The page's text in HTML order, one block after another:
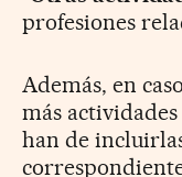
profesiones
Además, en
más
han de